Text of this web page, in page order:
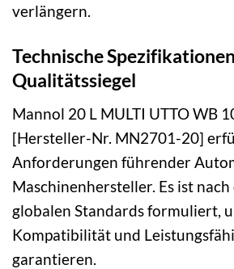
verlängern.
Technische
Qualitätssiegel
Mannol 20 L MULTI UTTO WB
[Hersteller-Nr. MN2701-20]
Anforderungen führender
Maschinenhersteller. Es ist
globalen Standards formuliert,
Kompatibilität und
garantieren.